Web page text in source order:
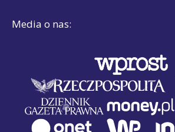
Media o nas: